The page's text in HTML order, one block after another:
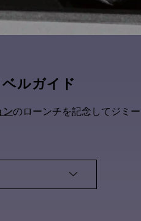
ルガイド
ンのローンチを記念してジミ